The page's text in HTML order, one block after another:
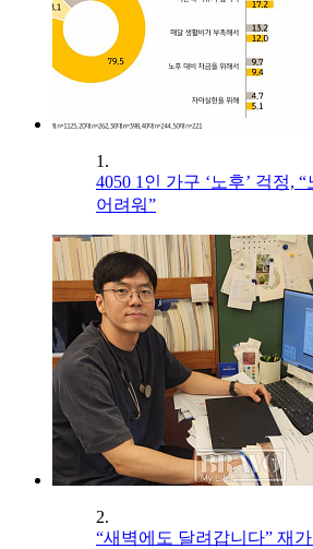
1.
4050 1인 가구 ‘노후’ 걱정,
어려워”
2.
“새벽에도 달려갑니다” 재